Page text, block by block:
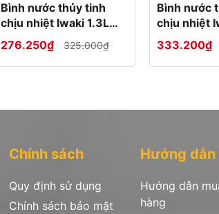
Bình nước thủy tinh
chịu nhiệt Iwaki 1.3L
tay cầm màu xanh
276.250₫ 325.000₫
Bình nước
chịu nhiệt
tay cầm
333.200₫
Chính sách
Quy định sử dụng
Chính sách bảo mật
Hướng dẫn
Hướng dẫn
hàng